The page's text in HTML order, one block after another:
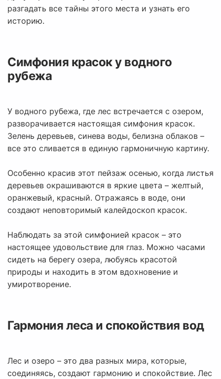
разгадать все тайны этого места и узнать его
историю.
Симфония красок у водного
рубежа
У водного рубежа, где лес встречается с озером,
разворачивается настоящая симфония красок.
Зелень деревьев, синева воды, белизна облаков –
все это сливается в единую гармоничную картину.
Особенно красив этот пейзаж осенью, когда листья
деревьев окрашиваются в яркие цвета – желтый,
оранжевый, красный. Отражаясь в воде, они
создают неповторимый калейдоскоп красок.
Наблюдать за этой симфонией красок – это
настоящее удовольствие для глаз. Можно часами
сидеть на берегу озера, любуясь красотой
природы и находить в этом вдохновение и
умиротворение.
Гармония леса и спокойствия вод
Лес и озеро – это два разных мира, которые,
соединяясь, создают гармонию и спокойствие. Лес